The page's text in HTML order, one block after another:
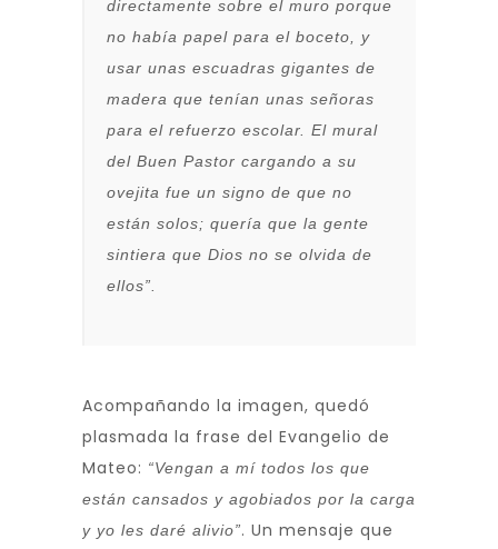
directamente sobre el muro porque
no había papel para el boceto, y
usar unas escuadras gigantes de
madera que tenían unas señoras
para el refuerzo escolar. El mural
del Buen Pastor cargando a su
ovejita fue un signo de que no
están solos; quería que la gente
sintiera que Dios no se olvida de
ellos”.
Acompañando la imagen, quedó
plasmada la frase del Evangelio de
Mateo: “Vengan a mí todos los que
están cansados y agobiados por la carga
y yo les daré alivio”. Un mensaje que